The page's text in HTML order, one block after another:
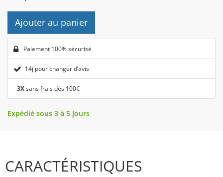
Ajouter au panier
Paiement 100% sécurisé
14j pour changer d’avis
3Xsans frais dès 100€
Expédié sous 3 à 5 Jours
CARACTÉRISTIQUES